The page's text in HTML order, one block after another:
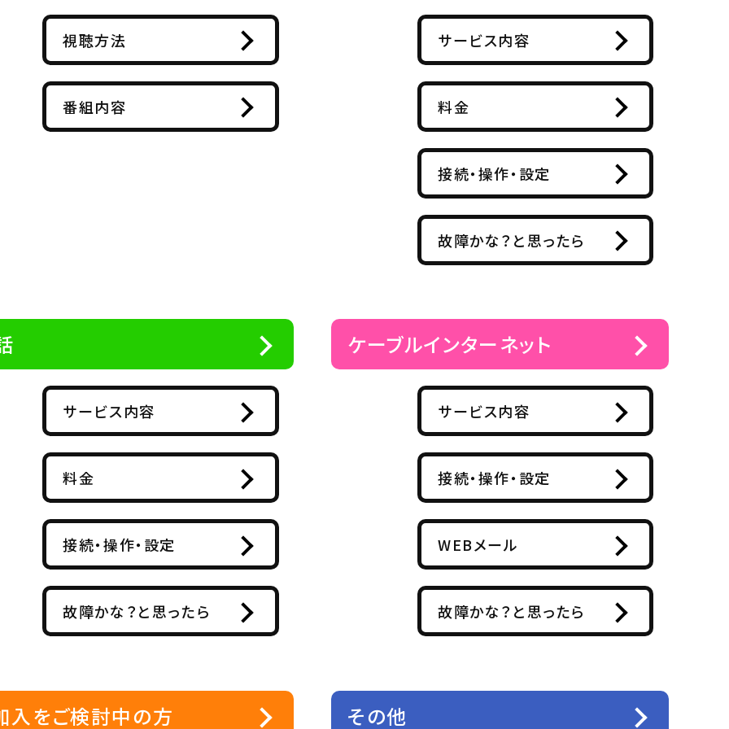
視聴方法
番組内容
サービス内容
料金
接続・操作・設定
故障かな？と思ったら
サービス内容
料金
接続・操作・設定
故障かな？と思ったら
入をご検討中の方
ケーブルインターネット
サービス内容
接続・操作・設定
WEBメール
故障かな？と思ったら
その他